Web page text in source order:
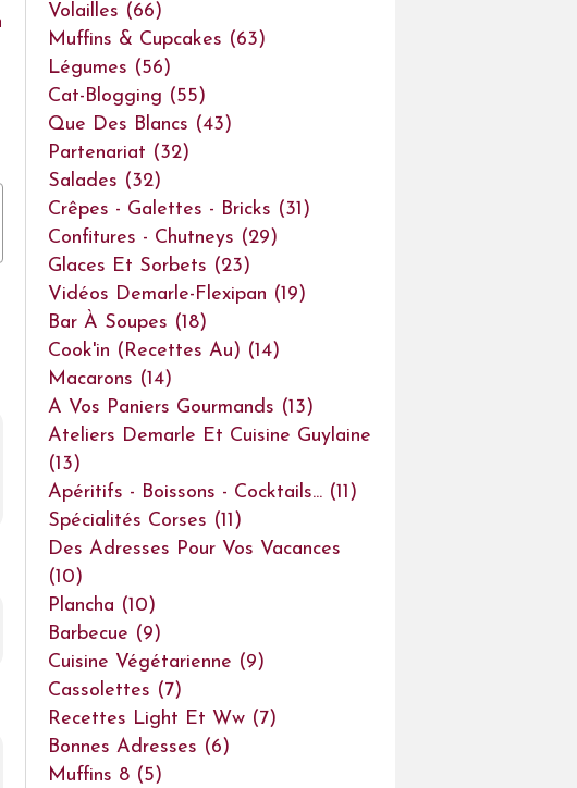
Volailles (66)
Muffins & Cupcakes (63)
Légumes (56)
Cat-Blogging (55)
Que Des Blancs (43)
Partenariat (32)
Salades (32)
Crêpes - Galettes - Bricks (31)
Confitures - Chutneys (29)
Glaces Et Sorbets (23)
Vidéos Demarle-Flexipan (19)
Bar À Soupes (18)
Cook'in (recettes Au) (14)
Macarons (14)
A Vos Paniers Gourmands (13)
Ateliers Demarle Et Cuisine Guylaine
(13)
Apéritifs - Boissons - Cocktails... (11)
Spécialités Corses (11)
Des Adresses Pour Vos Vacances
(10)
Plancha (10)
Barbecue (9)
Cuisine Végétarienne (9)
Cassolettes (7)
Recettes Light Et Ww (7)
Bonnes Adresses (6)
Muffins 8 (5)